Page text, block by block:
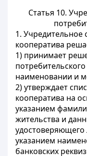
Статья 10.
1. Учредительное
кооператива
1) принимает
наименовании и
2) утверждает
кооператива на
указанием
жительства и
удостоверяющего
указанием
банковских